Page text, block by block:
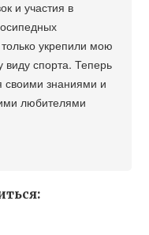
и участия в
укрепили мою
виду спорта. Теперь
своими знаниями и
любителями